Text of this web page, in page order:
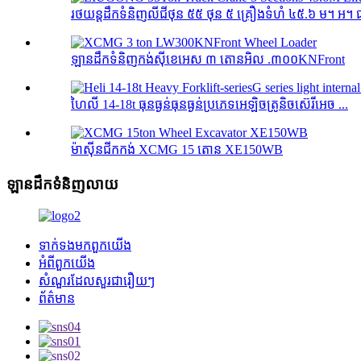
រថយន្ដដឹកទំនិញលីជីថុន ៥៥ ថុន ៥ គ្រឿងទំហំ ៤៥.៦ ម។ អ។
ឡានដឹកទំនិញកង់ស៊ីខេអេស ៣ តោនអិល .៣០០KNFront
ហៃលី 14-18t ធុនធ្ងន់ធុនធ្ងន់ប្រភេទអេឡិចត្រូនិចស៊េរីអេច ...
ម៉ាស៊ីនជីកកង់ XCMG 15 តោន XE150WB
ឡានដឹកទំនិញលាយ
ទាក់ទង​មក​ពួក​យើង
អំពី​ពួក​យើង
សំណួរដែលសួរជារឿយៗ
ព័ត៌មាន